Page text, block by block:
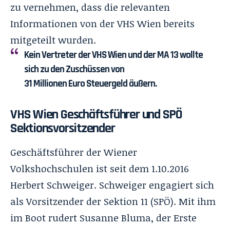
zu vernehmen, dass die relevanten
Informationen von der VHS Wien bereits
mitgeteilt wurden.
Kein Vertreter der VHS Wien und der MA 13 wollte
sich zu den Zuschüssen von
31 Millionen Euro Steuergeld äußern.
VHS Wien Geschäftsführer und SPÖ
Sektionsvorsitzender
Geschäftsführer der Wiener
Volkshochschulen ist seit dem 1.10.2016
Herbert Schweiger. Schweiger engagiert sich
als Vorsitzender der Sektion 11 (SPÖ). Mit ihm
im Boot rudert Susanne Bluma, der Erste